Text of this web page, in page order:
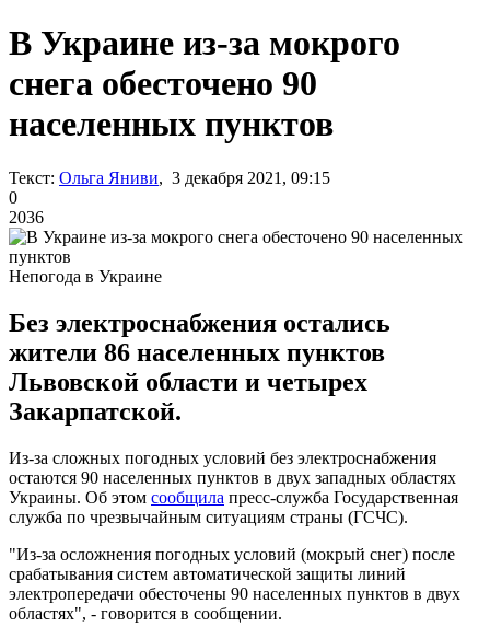
В Украине из-за мокрого
снега обесточено 90
населенных пунктов
Текст: Ольга Яниви, 3 декабря 2021, 09:15
0
2036
Непогода в Украине
Без электроснабжения остались
жители 86 населенных пунктов
Львовской области и четырех
Закарпатской.
Из-за сложных погодных условий без электроснабжения
остаются 90 населенных пунктов в двух западных областях
Украины. Об этом сообщила пресс-служба Государственная
служба по чрезвычайным ситуациям страны (ГСЧС).
"Из-за осложнения погодных условий (мокрый снег) после
срабатывания систем автоматической защиты линий
электропередачи обесточены 90 населенных пунктов в двух
областях", - говорится в сообщении.